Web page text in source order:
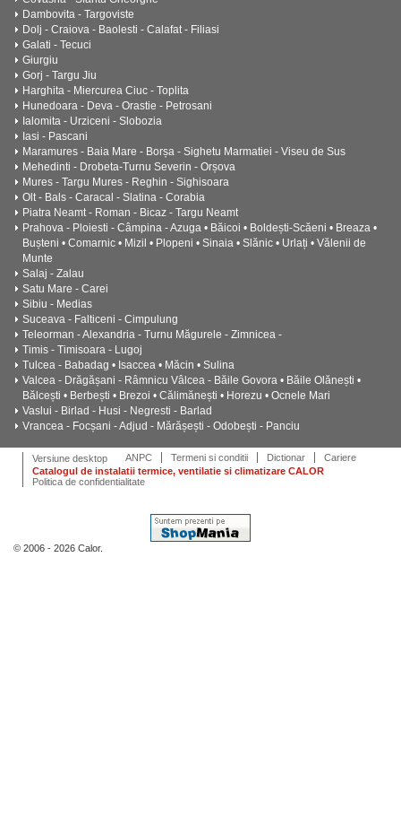
Dambovita - Targoviste
Dolj - Craiova - Baolesti - Calafat - Filiasi
Galati - Tecuci
Giurgiu
Gorj - Targu Jiu
Harghita - Miercurea Ciuc - Toplita
Hunedoara - Deva - Orastie - Petrosani
Ialomita - Urziceni - Slobozia
Iasi - Pascani
Maramures - Baia Mare - Borșa - Sighetu Marmatiei - Viseu de Sus
Mehedinti - Drobeta-Turnu Severin - Orșova
Mures - Targu Mures - Reghin - Sighisoara
Olt - Bals - Caracal - Slatina - Corabia
Piatra Neamt - Roman - Bicaz - Targu Neamt
Prahova - Ploiesti - Câmpina - Azuga • Băicoi • Boldești-Scăeni • Breaza •
Bușteni • Comarnic • Mizil • Plopeni • Sinaia • Slănic • Urlați • Vălenii de
Munte
Salaj - Zalau
Satu Mare - Carei
Sibiu - Medias
Suceava - Falticeni - Cimpulung
Teleorman - Alexandria - Turnu Măgurele - Zimnicea -
Timis - Timisoara - Lugoj
Tulcea - Babadag • Isaccea • Măcin • Sulina
Valcea - Drăgășani - Râmnicu Vâlcea - Băile Govora • Băile Olănești •
Bălcești • Berbești • Brezoi • Călimănești • Horezu • Ocnele Mari
Vaslui - Birlad - Husi - Negresti - Barlad
Vrancea - Focșani - Adjud - Mărășești - Odobești - Panciu
Versiune desktop ANPC Termeni si conditii Dictionar
Cariere
Catalogul de instalatii termice, ventilatie si climatizare CALOR
Politica de confidentialitate
© 2006 - 2026 Calor.